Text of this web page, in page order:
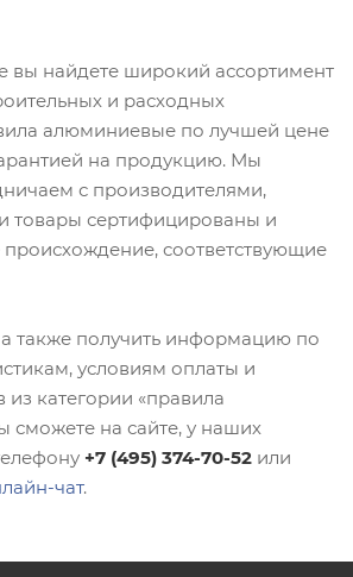
вы найдете широкий ассортимент
и расходных
алюминиевые по лучшей цене
на продукцию. Мы
с производителями,
товары сертифицированы и
соответствующие
также получить информацию по
условиям оплаты и
из категории «правила
сможете на сайте, у наших
+7 (495) 374-70-52 или
чат.